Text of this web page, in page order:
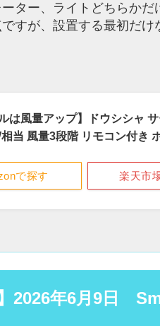
ター、ライトどちらかだ
すが、設置する最初だけ
ルは風量アップ】ドウシシャ
当 風量3段階 リモコン付き
で探す 楽天市
2026年6月9日